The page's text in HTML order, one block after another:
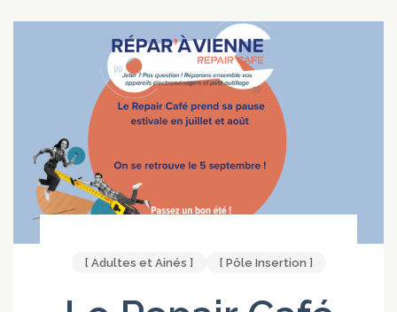
[ Adultes et Ainés ] [ Pôle Insertion ]